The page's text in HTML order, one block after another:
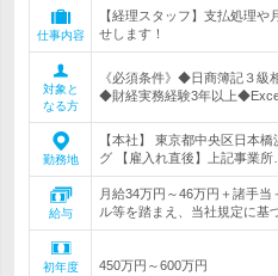
仕事内容
【経理スタッフ】支払処理
せします！
対象と
なる方
《必須条件》◆日商簿記３級
◆財経実務経験3年以上
勤務地
【本社】 東京都中央区日本
グ 【雇入れ直後】上記事業所…
給与
月給34万円～46万円＋諸手
ル等を踏まえ、当社規定に
初年度
450万円～600万円